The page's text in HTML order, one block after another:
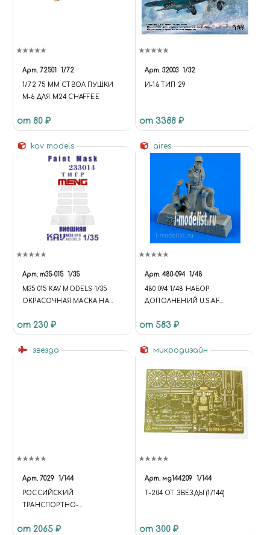
Арт. 72501 1/72
1/72 75 ММ СТВОЛ ПУШКИ
М-6 ДЛЯ М24 CHAFFEE
от 80 ₽
Арт. 32003 1/32
И-16 ТИП 29
от 3388 ₽
kav models
Арт. m35-015 1/35
M35 015 KAV MODELS 1/35
ОКРАСОЧНАЯ МАСКА НА
(MENG) ВНЕШНЯЯ
от 230 ₽
aires
Арт. 480-094 1/48
480 094 1/48 НАБОР
ДОПОЛНЕНИЙ U.S.A.F.
GATE OPERATION VIETNAM
WAR
от 583 ₽
звезда
Арт. 7029 1/144
РОССИЙСКИЙ
ТРАНСПОРТНО-
ИЛ-76 ТД МЧС РОССИИ
от 2065 ₽
микродизайн
Арт. мд144209 1/144
Т-204 ОТ ЗВЕЗДЫ (1/144)
от 300 ₽